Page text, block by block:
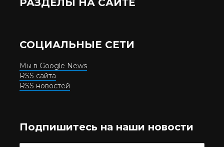
РАЗДЕЛЫ НА САЙТЕ
СОЦИАЛЬНЫЕ СЕТИ
Мы в Google News
RSS сайта
RSS новостей
Подпишитесь на наши новости